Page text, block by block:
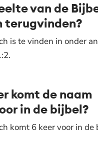
van de
terugvinden?
is te vinden in onder
komt de naam
in de bijbel?
komt 6 keer voor in de